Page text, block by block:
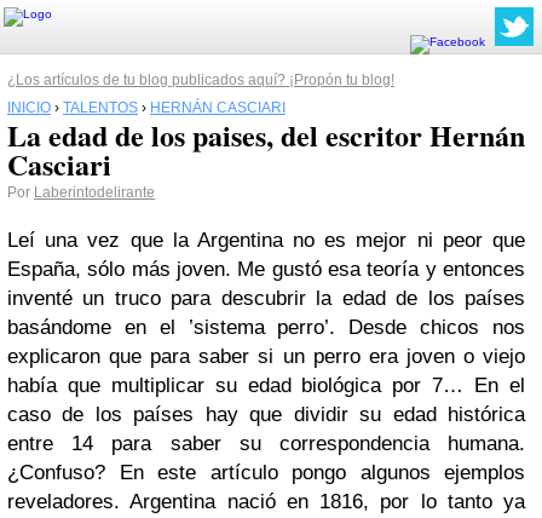
¿Los artículos de tu blog publicados aquí? ¡Propón tu blog!
INICIO › TALENTOS › HERNÁN CASCIARI
La edad de los paises, del escritor Hernán
Casciari
Por Laberintodelirante
Leí una vez que la Argentina no es mejor ni peor que
España, sólo más joven. Me gustó esa teoría y entonces
inventé un truco para descubrir la edad de los países
basándome en el ’sistema perro’. Desde chicos nos
explicaron que para saber si un perro era joven o viejo
había que multiplicar su edad biológica por 7… En el
caso de los países hay que dividir su edad histórica
entre 14 para saber su correspondencia humana.
¿Confuso? En este artículo pongo algunos ejemplos
reveladores. Argentina nació en 1816, por lo tanto ya